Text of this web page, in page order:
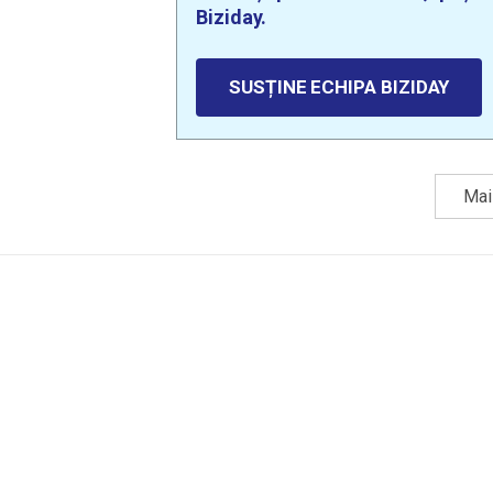
Biziday.
SUSȚINE ECHIPA BIZIDAY